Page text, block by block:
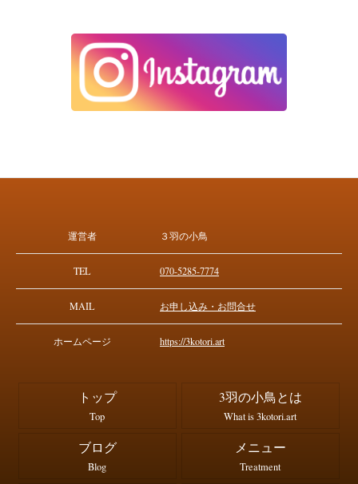
運営者 ３羽の小鳥
TEL 070-5285-7774
MAIL お申し込み・お問合せ
ホームページ https://3kotori.art
トップ
Top
3羽の小鳥とは
What is 3kotori.art
ブログ
Blog
メニュー
Treatment